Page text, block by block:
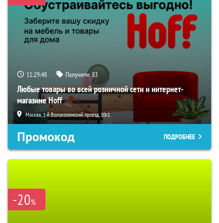
11:29:48 Получили:83
Любые товары во всей розничной сети и интернет-
магазине Hoff
Москва, 1-й Волоколамский проезд, 10с1
Промокод ПОДРОБНЕЕ
-20%